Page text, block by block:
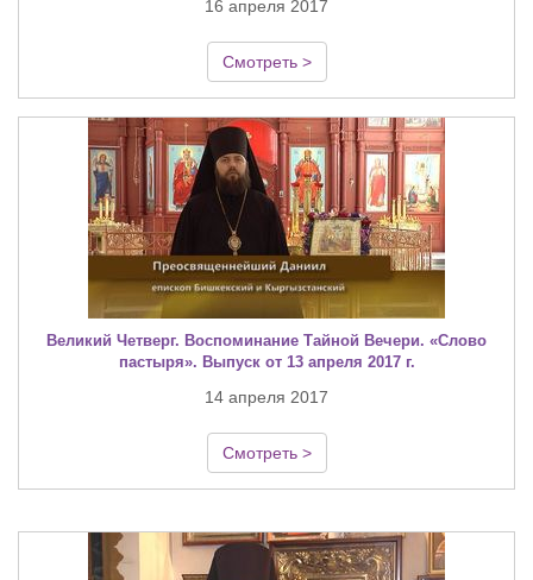
16 апреля 2017
Смотреть >
Великий Четверг. Воспоминание Тайной Вечери. «Слово
пастыря». Выпуск от 13 апреля 2017 г.
14 апреля 2017
Смотреть >